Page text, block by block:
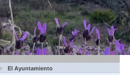
El Ayuntamiento